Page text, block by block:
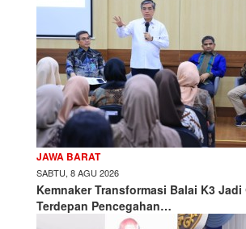
JAWA BARAT
SABTU, 8 AGU 2026
Kemnaker Transformasi Balai K3 Jadi
Terdepan Pencegahan…